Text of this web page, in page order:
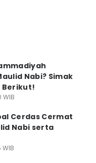
Nabi? Simak
Berikut!
WIB
Cerdas Cermat
Nabi serta
WIB